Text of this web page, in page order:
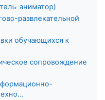
аниматор)
развлекательной
обучающихся к
сопровождение